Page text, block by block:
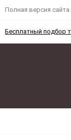
Полная версия сайта
Бесплатный подбор